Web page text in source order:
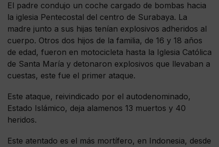
El padre condujo un coche cargado de bombas hacia
la iglesia Pentecostal del centro de Surabaya. La
madre junto a sus hijas tenían explosivos adheridos al
cuerpo. Otros dos hijos de la familia, de 16 y 18 años
de edad, fueron en motocicleta hasta la Iglesia Católica
de Santa María y detonaron explosivos que llevaban a
cuestas, este fue el primer ataque.
Este ataque, reivindicado por el autodenominado,
Estado Islámico, deja alamenos 13 muertos y 40
heridos.
Este atentado es el más mortífero, en Indonesia, desde